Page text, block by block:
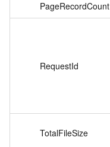
PageRecordCount
RequestId
TotalFileSize